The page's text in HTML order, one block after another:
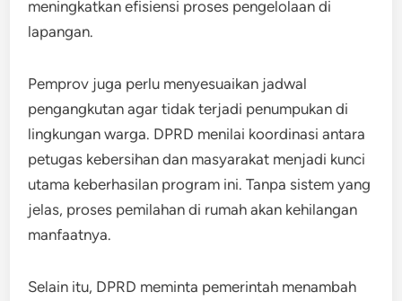
meningkatkan efisiensi proses pengelolaan di
lapangan.
Pemprov juga perlu menyesuaikan jadwal
pengangkutan agar tidak terjadi penumpukan di
lingkungan warga. DPRD menilai koordinasi antara
petugas kebersihan dan masyarakat menjadi kunci
utama keberhasilan program ini. Tanpa sistem yang
jelas, proses pemilahan di rumah akan kehilangan
manfaatnya.
Selain itu, DPRD meminta pemerintah menambah